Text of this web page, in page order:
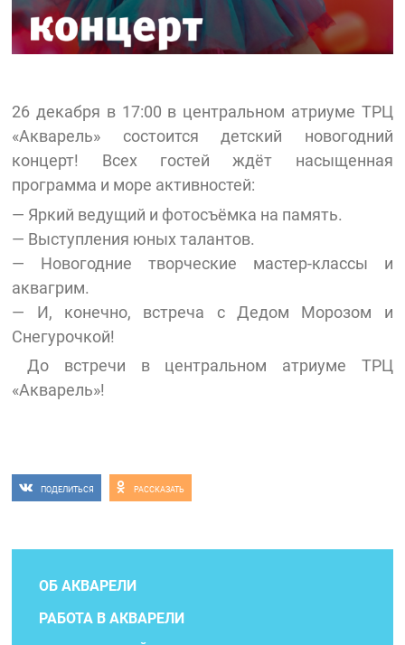
26 декабря в 17:00 в центральном атриуме ТРЦ
«Акварель» состоится детский новогодний
концерт! Всех гостей ждёт насыщенная
программа и море активностей:
— Яркий ведущий и фотосъёмка на память.
— Выступления юных талантов.
— Новогодние творческие мастер-классы и
аквагрим.
— И, конечно, встреча с Дедом Морозом и
Снегурочкой!
До встречи в центральном атриуме ТРЦ
«Акварель»!
ПОДЕЛИТЬСЯ РАССКАЗАТЬ
ОБ АКВАРЕЛИ
РАБОТА В АКВАРЕЛИ